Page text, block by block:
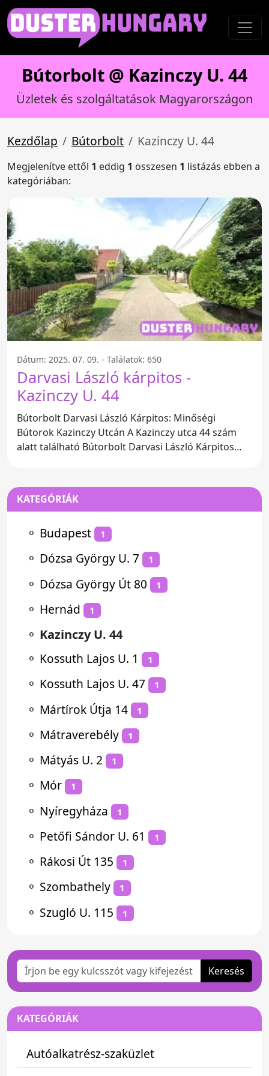
Bútorbolt @ Kazinczy U. 44
Üzletek és szolgáltatások Magyarországon
Kezdőlap Bútorbolt Kazinczy U. 44
Megjelenítve ettől 1 eddig 1 összesen 1 listázás ebben a
kategóriában:
Dátum: 2025. 07. 09. - Találatok: 650
Darvasi László kárpitos -
Kazinczy U. 44
Bútorbolt Darvasi László Kárpitos: Minőségi
Bútorok Kazinczy Utcán A Kazinczy utca 44 szám
alatt található Bútorbolt Darvasi László Kárpitos
KATEGÓRIÁK
⚬ Budapest 1
⚬ Dózsa György U. 7 1
⚬ Dózsa György Út 80 1
⚬ Hernád 1
⚬ Kazinczy U. 44
⚬ Kossuth Lajos U. 1 1
⚬ Kossuth Lajos U. 47 1
⚬ Mártírok Útja 14 1
⚬ Mátraverebély 1
⚬ Mátyás U. 2 1
⚬ Mór 1
⚬ Nyíregyháza 1
⚬ Petőfi Sándor U. 61 1
⚬ Rákosi Út 135 1
⚬ Szombathely 1
⚬ Szugló U. 115 1
Keresés
KATEGÓRIÁK
Autóalkatrész-szaküzlet